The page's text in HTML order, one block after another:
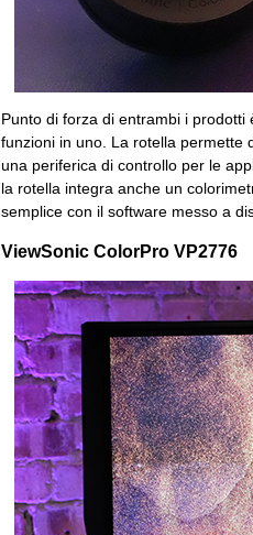
Punto di forza di entrambi i prodotti
funzioni in uno. La rotella permette
una periferica di controllo per le
la rotella integra anche un
semplice con il software messo a
ViewSonic ColorPro VP2776